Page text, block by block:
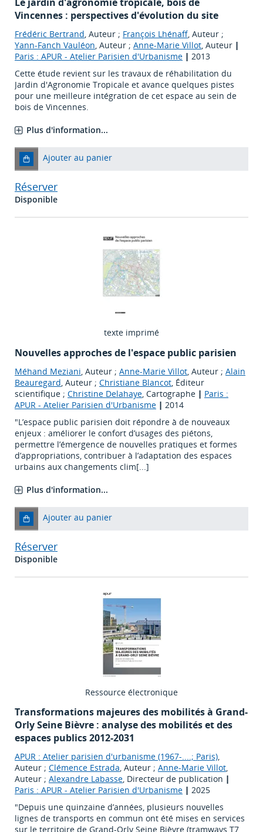
Vincennes : perspectives d'évolution du site
Frédéric Bertrand, Auteur ; François Lhénaff, Auteur ;
Yann-Fanch Vauléon, Auteur ; Anne-Marie Villot, Auteur |
Paris : APUR - Atelier Parisien d'Urbanisme | 2013
Cette étude revient sur les travaux de réhabilitation du
Jardin d'Agronomie Tropicale et avance quelques pistes
pour une meilleure intégration de cet espace au sein de
bois de Vincennes.
Plus d'information...
Ajouter au panier
Réserver
Disponible
texte imprimé
Nouvelles approches de l'espace public parisien
Méhand Meziani, Auteur ; Anne-Marie Villot, Auteur ; Alain
Beauregard, Auteur ; Christiane Blancot, Éditeur
scientifique ; Christine Delahaye, Cartographe | Paris :
APUR - Atelier Parisien d'Urbanisme | 2014
"L’espace public parisien doit répondre à de nouveaux
enjeux : améliorer le confort d’usages des piétons,
permettre l’émergence de nouvelles pratiques et formes
d’appropriations, contribuer à l’adaptation des espaces
urbains aux changements clim[...]
Plus d'information...
Ajouter au panier
Réserver
Disponible
Ressource électronique
Transformations majeures des mobilités à Grand-
Orly Seine Bièvre : analyse des mobilités et des
espaces publics 2012-2031
APUR : Atelier parisien d'urbanisme (1967-....; Paris),
Auteur ; Clémence Estrada, Auteur ; Anne-Marie Villot,
Auteur ; Alexandre Labasse, Directeur de publication |
Paris : APUR - Atelier Parisien d'Urbanisme | 2025
"Depuis une quinzaine d’années, plusieurs nouvelles
lignes de transports en commun ont été mises en services
sur le territoire de Grand-Orly Seine Bièvre (tramways T7